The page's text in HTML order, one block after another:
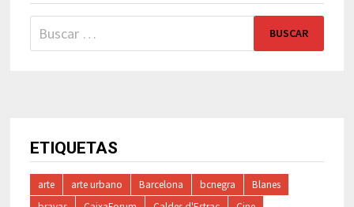
Buscar:
ETIQUETAS
arte arte urbano Barcelona bcnegra
Blanes